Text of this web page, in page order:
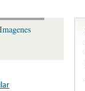
Imagenes